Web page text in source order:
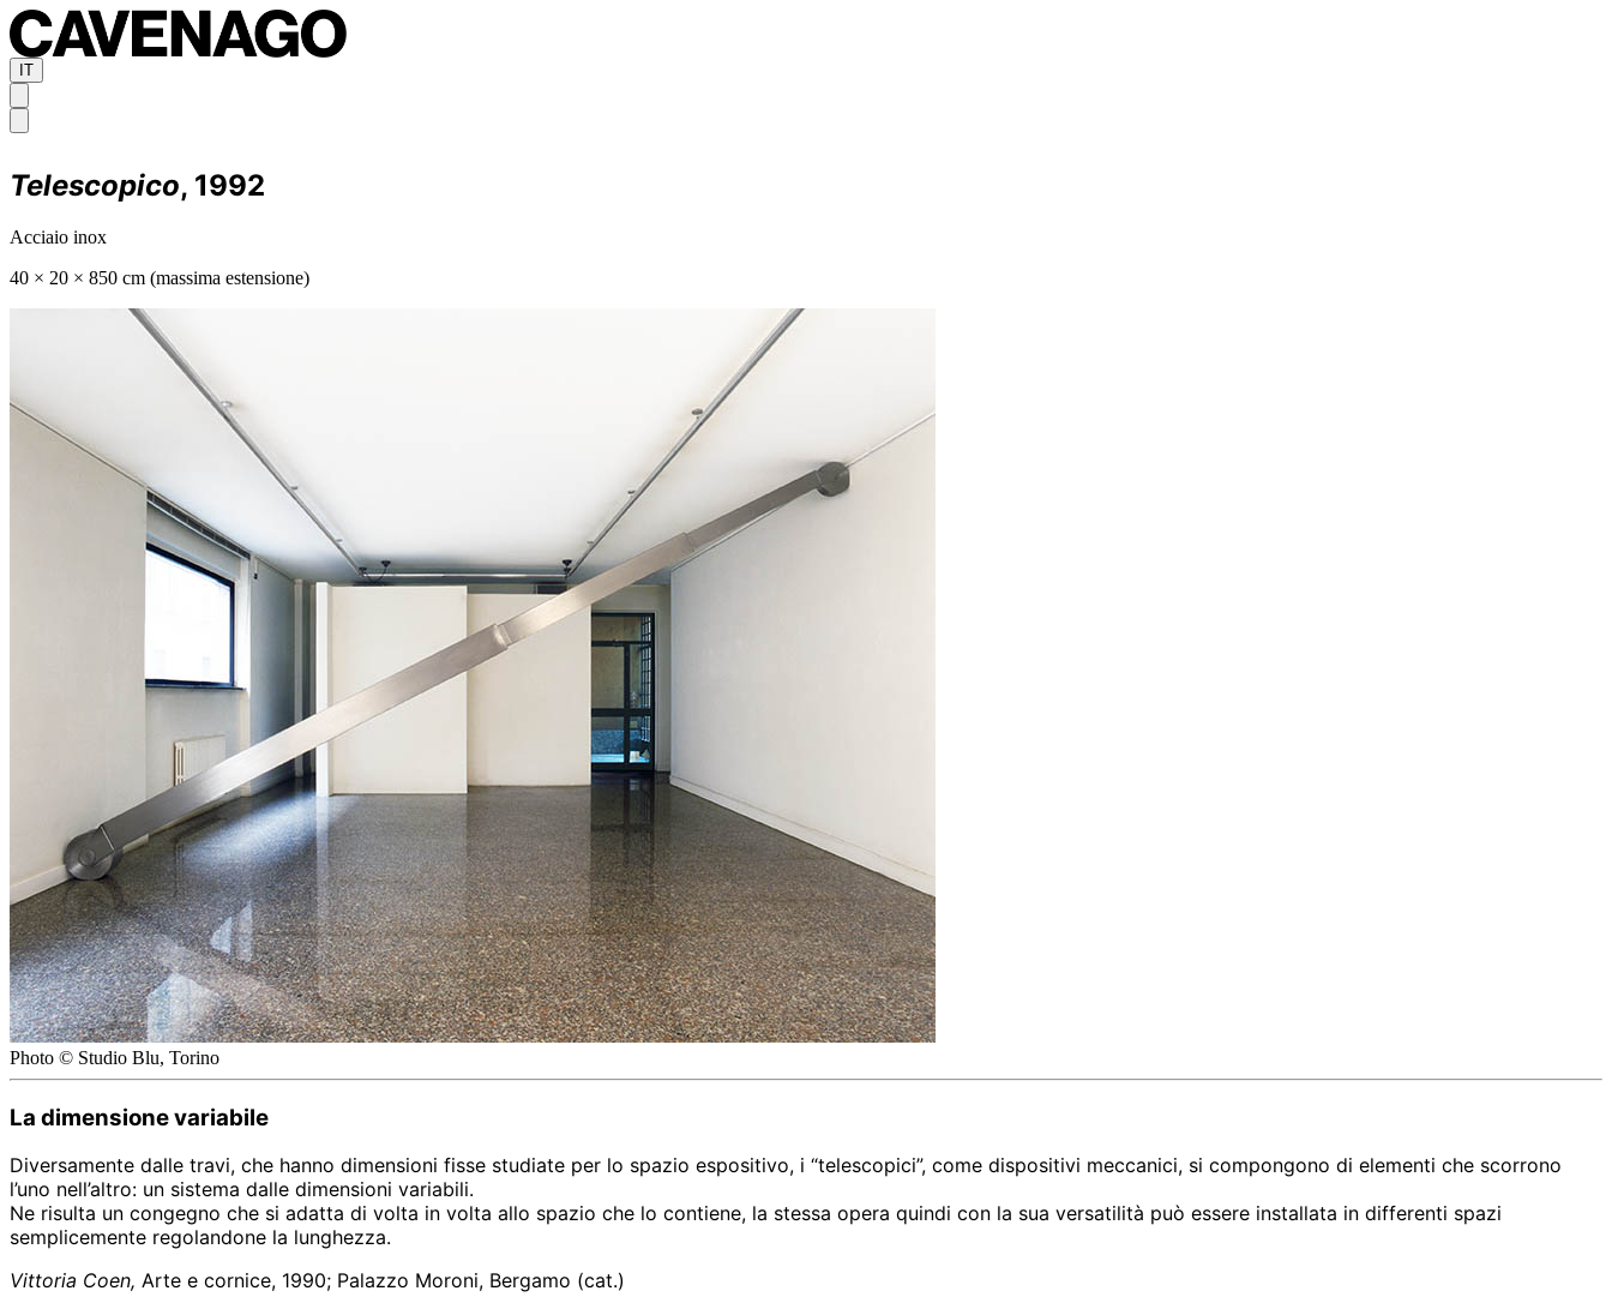
IT
Telescopico, 1992
Acciaio inox
40 × 20 × 850 cm (massima estensione)
Photo © Studio Blu, Torino
La dimensione variabile
Diversamente dalle travi, che hanno dimensioni fisse studiate per lo spazio espositivo, i “telescopici”, come dispositivi meccanici, si compongono di elementi che scorrono
l’uno nell’altro: un sistema dalle dimensioni variabili.
Ne risulta un congegno che si adatta di volta in volta allo spazio che lo contiene, la stessa opera quindi con la sua versatilità può essere installata in differenti spazi
semplicemente regolandone la lunghezza.
Vittoria Coen, Arte e cornice, 1990; Palazzo Moroni, Bergamo (cat.)